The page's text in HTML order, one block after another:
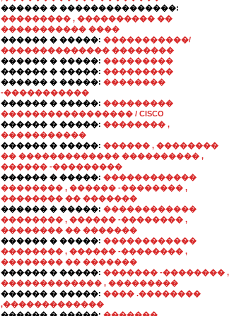
������ � ���������������:
��������� , ���������� ��
����������� ����
������ � �����: �����������/
�������������� ��������
������ � �����: ���������
������ � �����: ���������
������ � �����: ��������
-�����������
������ � �����: ���������
����������������� / CISCO
������ � �����: �������� ,
�����������
������ � �����: ������ , ��������
�� ������������� ���������� ,
������ -���������
������ � �����: ������������
�������� , ������ -�������� ,
�������� �� �������
������ � �����: ������������
�������� , ������ -�������� ,
�������� �� �������
������ � �����: ������������
�������� , ������ -�������� ,
�������� �� �������
������ � �����: ������� -�������� ,
������������� , ���������
������ � �����: ���� .��������
,�������������